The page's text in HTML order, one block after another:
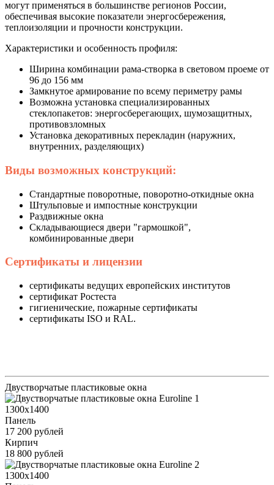
могут применяться в большинстве регионов России,
обеспечивая высокие показатели энергосбережения,
теплоизоляции и прочности конструкции.
Характеристики и особенность профиля:
Ширина комбинации рама-створка в световом проеме от
96 до 156 мм
Замкнутое армирование по всему периметру рамы
Возможна установка специализированных
стеклопакетов: энергосберегающих, шумозащитных,
противовзломных
Установка декоративных перекладин (наружних,
внутренних, разделяющих)
Виды возможных конструкций:
Стандартные поворотные, поворотно-откидные окна
Штульповые и импостные конструкции
Раздвижные окна
Складывающиеся двери "гармошкой",
комбинированные двери
Сертификаты и лицензии
сертификаты ведущих европейских институтов
сертификат Ростеста
гигиенические, пожарные сертификаты
сертификаты ISO и RAL.
Двустворчатые пластиковые окна
1300x1400
Панель
17 200 рублей
Кирпич
18 800 рублей
1300x1400